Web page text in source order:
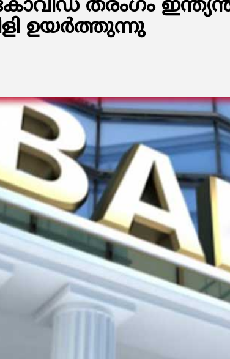
തരംഗം
ഉയര്‍ത്തുന്നു